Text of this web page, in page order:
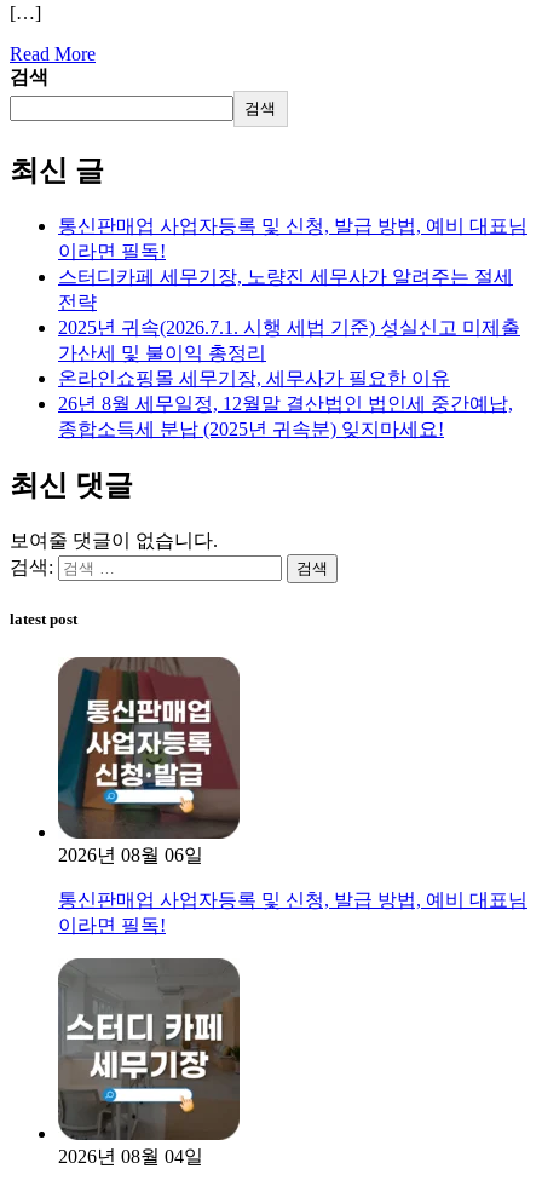
[…]
Read More
검색
검색
최신 글
통신판매업 사업자등록 및 신청, 발급 방법, 예비 대표님
이라면 필독!
스터디카페 세무기장, 노량진 세무사가 알려주는 절세
전략
2025년 귀속(2026.7.1. 시행 세법 기준) 성실신고 미제출
가산세 및 불이익 총정리
온라인쇼핑몰 세무기장, 세무사가 필요한 이유
26년 8월 세무일정, 12월말 결산법인 법인세 중간예납,
종합소득세 분납 (2025년 귀속분) 잊지마세요!
최신 댓글
보여줄 댓글이 없습니다.
검색:
latest post
2026년 08월 06일
통신판매업 사업자등록 및 신청, 발급 방법, 예비 대표님
이라면 필독!
2026년 08월 04일